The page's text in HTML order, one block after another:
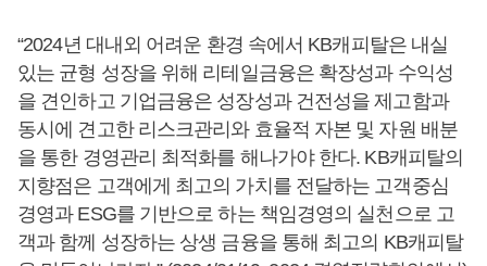
“2024년 대내외 어려운 환경 속에서 KB캐피탈은 내실
있는 균형 성장을 위해 리테일금융은 확장성과 수익성
을 견인하고 기업금융은 성장성과 건전성을 제고함과
동시에 견고한 리스크관리와 효율적 자본 및 자원 배분
을 통한 경영관리 최적화를 해나가야 한다. KB캐피탈의
지향점은 고객에게 최고의 가치를 전달하는 고객중심
경영과 ESG를 기반으로 하는 책임경영의 실천으로 고
객과 함께 성장하는 상생 금융을 통해 최고의 KB캐피탈